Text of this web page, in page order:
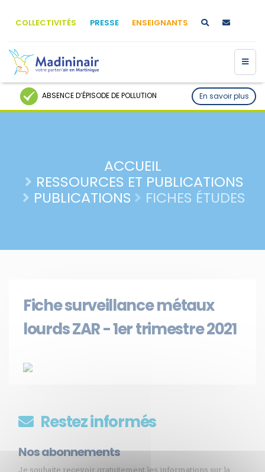
COLLECTIVITÉS PRESSE ENSEIGNANTS
ABSENCE D’ÉPISODE DE POLLUTION En savoir plus
ACCUEIL
RESSOURCES ET PUBLICATIONS
PUBLICATIONS
FICHES ÉTUDES
Fiche surveillance métaux
lourds ZAR - 1er trimestre 2021
Restez informés
Nos abonnements
Je souhaite recevoir gratuitement les informations sur la